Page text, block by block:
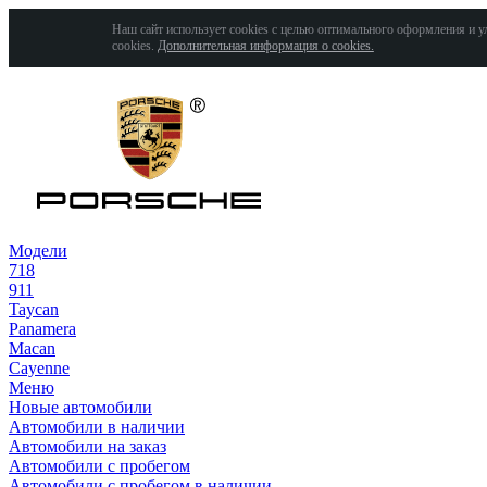
Наш сайт использует cookies с целью оптимального оформления и
cookies. Дополнительная информация о cookies.
Модели
718
911
Taycan
Panamera
Macan
Cayenne
Меню
Новые автомобили
Автомобили в наличии
Автомобили на заказ
Автомобили с пробегом